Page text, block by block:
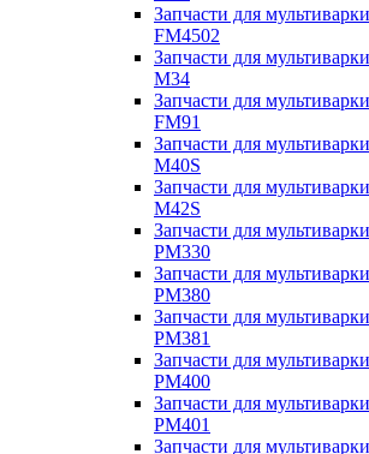
Запчасти для
FM4502
Запчасти для
M34
Запчасти для
FM91
Запчасти для
M40S
Запчасти для
M42S
Запчасти для
PM330
Запчасти для
PM380
Запчасти для
PM381
Запчасти для
PM400
Запчасти для
PM401
Запчасти для